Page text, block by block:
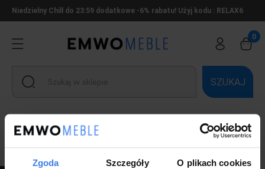
Zgoda Szczegóły O plikach cookies
Niedzielny Chill do 23:59 dodatkowe -6% rabatu! Użyj kodu : RELAX6
SZUKAJ
Ten produkt jest niedostępny.